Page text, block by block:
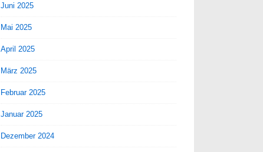
Juni 2025
Mai 2025
April 2025
März 2025
Februar 2025
Januar 2025
Dezember 2024